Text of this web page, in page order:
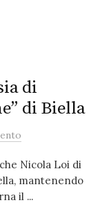
di
di Biella
Nicola Loi di
mantenendo
il ...